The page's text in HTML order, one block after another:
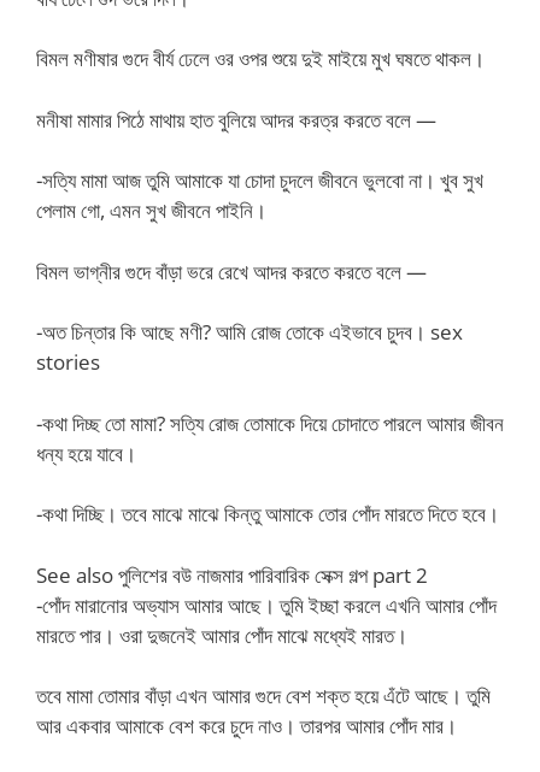
বিমল মণীষার গুদে বীর্য ঢেলে ওর ওপর শুয়ে দুই মাইয়ে মুখ ঘষতে থাকল।
মনীষা মামার পিঠে মাথায় হাত বুলিয়ে আদর করত্র করতে বলে —
-সত্যি মামা আজ তুমি আমাকে যা চোদা চুদলে জীবনে ভুলবো না। খুব সুখ
পেলাম গো, এমন সুখ জীবনে পাইনি।
বিমল ভাগ্নীর গুদে বাঁড়া ভরে রেখে আদর করতে করতে বলে —
-অত চিন্তার কি আছে মণী? আমি রোজ তোকে এইভাবে চুদব। sex
stories
-কথা দিচ্ছ তো মামা? সত্যি রোজ তোমাকে দিয়ে চোদাতে পারলে আমার জীবন
ধন্য হয়ে যাবে।
-কথা দিচ্ছি। তবে মাঝে মাঝে কিন্তু আমাকে তোর পোঁদ মারতে দিতে হবে।
See also পুলিশের বউ নাজমার পারিবারিক সেক্স গল্প part 2
-পোঁদ মারানোর অভ্যাস আমার আছে। তুমি ইচ্ছা করলে এখনি আমার পোঁদ
মারতে পার। ওরা দুজনেই আমার পোঁদ মাঝে মধ্যেই মারত।
তবে মামা তোমার বাঁড়া এখন আমার গুদে বেশ শক্ত হয়ে এঁটে আছে। তুমি
আর একবার আমাকে বেশ করে চুদে নাও। তারপর আমার পোঁদ মার।